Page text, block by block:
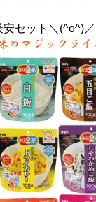
セット＼(^o^)／